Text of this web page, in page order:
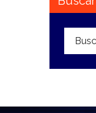
Buscar: